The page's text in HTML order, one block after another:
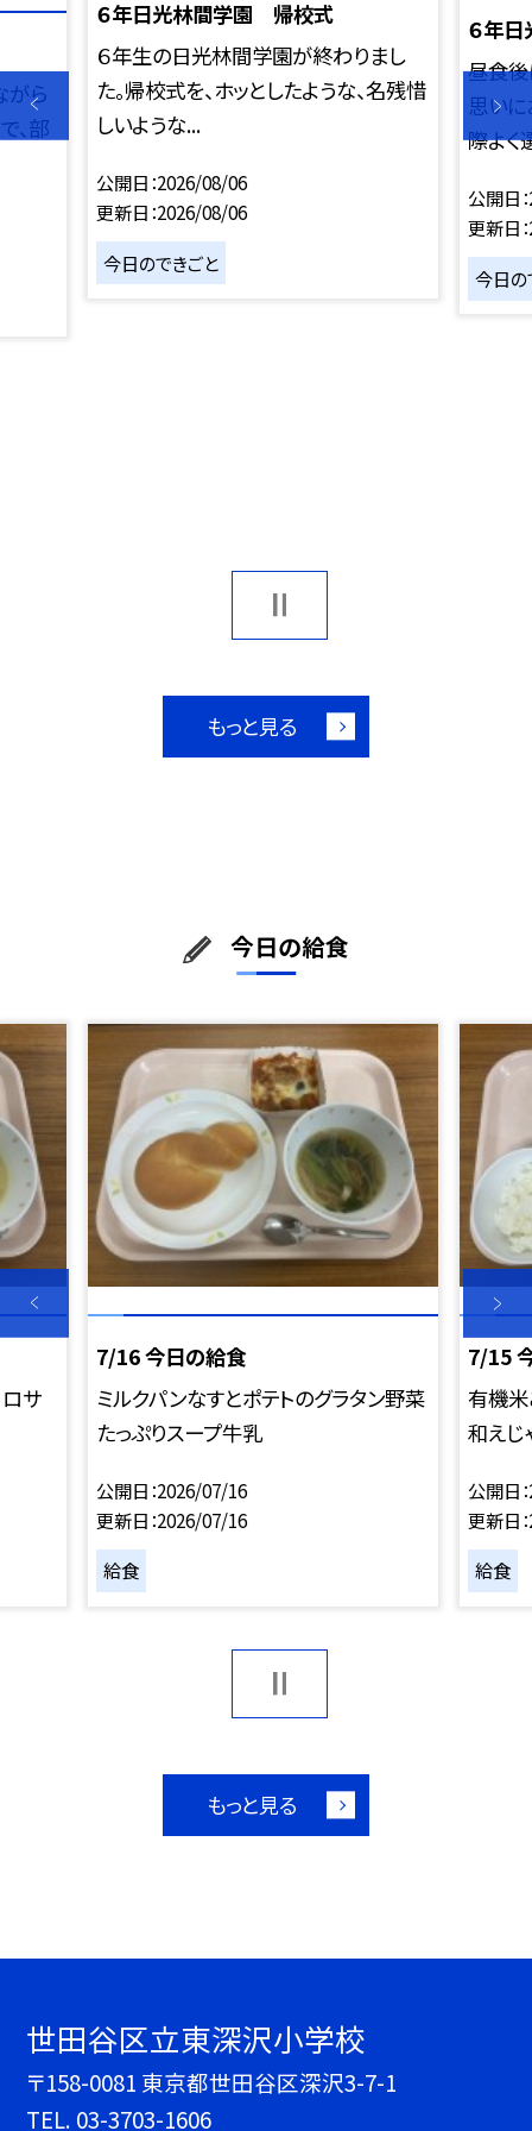
がら
、部
６年日光林間学園 帰校式
６年生の日光林間学園が終わりまし
た。帰校式を、ホッとしたような、名残惜
しいような...
公開日 2026/08/06
更新日 2026/08/06
今日のできごと
６年
昼食後
思いに
際よく
公開日
更新日
今日の
もっと見る
今日の給食
サ
7/16 今日の給食
ミルクパンなすとポテトのグラタン野菜
たっぷりスープ牛乳
公開日 2026/07/16
更新日 2026/07/16
給食
7/15
有機米
和えじ
公開日
更新日
給食
もっと見る
世田谷区立東深沢小学校
〒158-0081 東京都世田谷区深沢3-7-1
TEL. 03-3703-1606